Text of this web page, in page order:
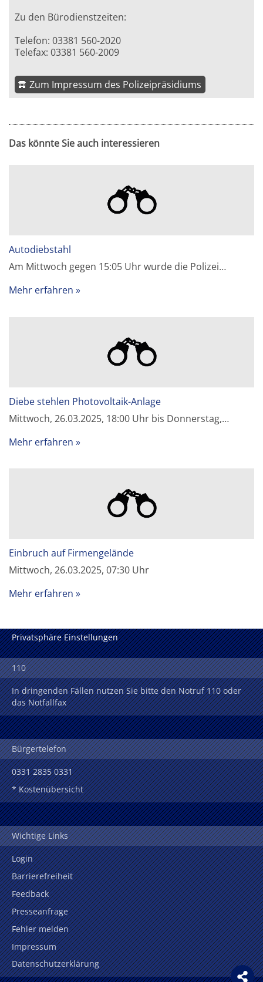
Zu den Bürodienstzeiten:
Telefon: 03381 560-2020
Telefax: 03381 560-2009
Zum Impressum des Polizeipräsidiums
Das könnte Sie auch interessieren
Autodiebstahl
Am Mittwoch gegen 15:05 Uhr wurde die Polizei…
Mehr erfahren
Diebe stehlen Photovoltaik-Anlage
Mittwoch, 26.03.2025, 18:00 Uhr bis Donnerstag,…
Mehr erfahren
Einbruch auf Firmengelände
Mittwoch, 26.03.2025, 07:30 Uhr
Mehr erfahren
Privatsphäre Einstellungen
110
In dringenden Fällen nutzen Sie bitte den Notruf 110 oder
das Notfallfax
Bürgertelefon
0331 2835 0331
* Kostenübersicht
Wichtige Links
Login
Barrierefreiheit
Feedback
Presseanfrage
Fehler melden
Impressum
Datenschutzerklärung